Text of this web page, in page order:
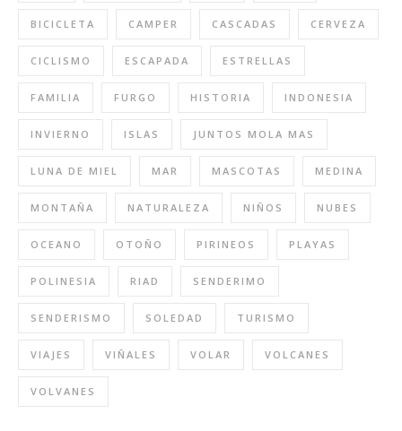
BICICLETA CAMPER CASCADAS CERVEZA
CICLISMO ESCAPADA ESTRELLAS
FAMILIA FURGO HISTORIA INDONESIA
INVIERNO ISLAS JUNTOS MOLA MAS
LUNA DE MIEL MAR MASCOTAS MEDINA
MONTAÑA NATURALEZA NIÑOS NUBES
OCEANO OTOÑO PIRINEOS PLAYAS
POLINESIA RIAD SENDERIMO
SENDERISMO SOLEDAD TURISMO
VIAJES VIÑALES VOLAR VOLCANES
VOLVANES